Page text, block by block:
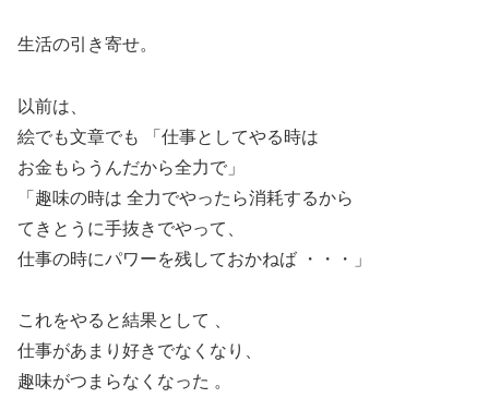
生活の引き寄せ。
以前は、
絵でも文章でも 「仕事としてやる時は
お金もらうんだから全力で」
「趣味の時は 全力でやったら消耗するから
てきとうに手抜きでやって、
仕事の時にパワーを残しておかねば ・・・」
これをやると結果として 、
仕事があまり好きでなくなり、
趣味がつまらなくなった 。